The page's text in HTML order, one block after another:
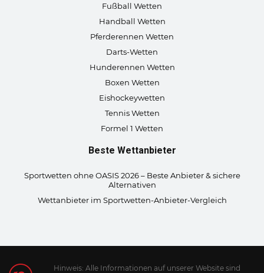
Beste Wettanbieter
Sportwetten ohne OASIS 2026 – Beste Anbieter & sichere
Alternativen
Wettanbieter im Sportwetten-Anbieter-Vergleich
Fußball Wetten
Handball Wetten
Pferderennen Wetten
Darts-Wetten
Hunderennen Wetten
Boxen Wetten
Eishockeywetten
Tennis Wetten
Formel 1 Wetten
Hinweis: Alle Informationen auf unserer Website sind